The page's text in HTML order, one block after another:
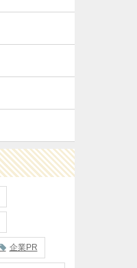
企業PR